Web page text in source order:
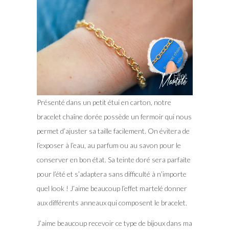
Présenté dans un petit étui en carton, notre
bracelet chaîne dorée possède un fermoir qui nous
permet d’ajuster sa taille facilement. On évitera de
l’exposer à l’eau, au parfum ou au savon pour le
conserver en bon état. Sa teinte doré sera parfaite
pour l’été et s’adaptera sans difficulté à n’importe
quel look ! J’aime beaucoup l’effet martelé donner
aux différents anneaux qui composent le bracelet.
J’aime beaucoup recevoir ce type de bijoux dans ma